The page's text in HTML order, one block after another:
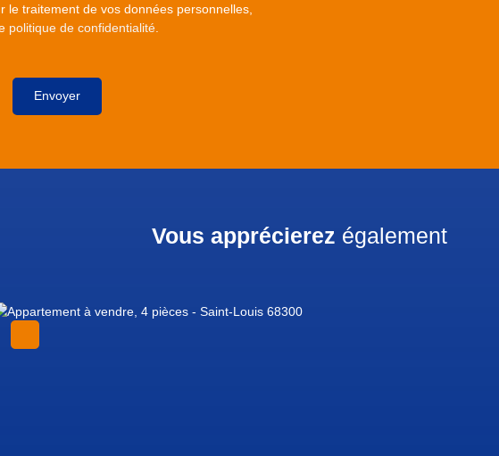
le traitement de vos données personnelles,
politique de confidentialité
Envoyer
Vous apprécierez également